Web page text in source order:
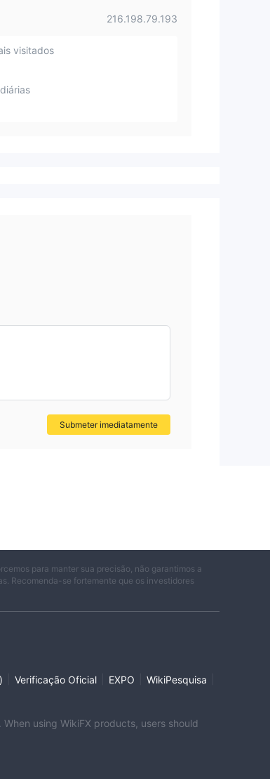
216.198.79.193
visitados
Submeter imediatamente
para manter sua precisão, não garantimos a
Recomenda-se fortemente que os investidores
Verificação Oficial EXPO WikiPesquisa
using WikiFX products, users should